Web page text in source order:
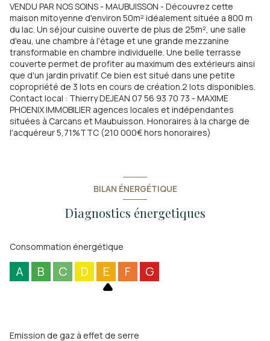
VENDU PAR NOS SOINS - MAUBUISSON - Découvrez cette
maison mitoyenne d'environ 50m² idéalement située a 800 m
du lac. Un séjour cuisine ouverte de plus de 25m², une salle
d'eau, une chambre à l'étage et une grande mezzanine
transformable en chambre individuelle. Une belle terrasse
couverte permet de profiter au maximum des extérieurs ainsi
que d'un jardin privatif. Ce bien est situé dans une petite
copropriété de 3 lots en cours de création.2 lots disponibles.
Contact local : Thierry DEJEAN 07 56 93 70 73 - MAXIME
PHOENIX IMMOBILIER agences locales et indépendantes
situées à Carcans et Maubuisson. Honoraires à la charge de
l'acquéreur 5,71%TTC (210 000€ hors honoraires)
BILAN ÉNERGÉTIQUE
Diagnostics énergetiques
Consommation énergétique
A B C D E F G
Emission de gaz à effet de serre